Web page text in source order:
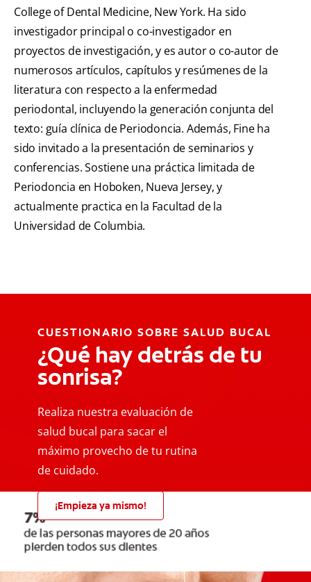
College of Dental Medicine, New York. Ha sido
investigador principal o co-investigador en
proyectos de investigación, y es autor o co-autor de
numerosos artículos, capítulos y resúmenes de la
literatura con respecto a la enfermedad
periodontal, incluyendo la generación conjunta del
texto: guía clínica de Periodoncia. Además, Fine ha
sido invitado a la presentación de seminarios y
conferencias. Sostiene una práctica limitada de
Periodoncia en Hoboken, Nueva Jersey, y
actualmente practica en la Facultad de la
Universidad de Columbia.
CUESTIONARIO SOBRE SALUD BUCAL
¿Qué hay detrás de tu
sonrisa?
Realiza nuestra evaluación de
salud bucal para sacar el
máximo provecho de tu rutina
de cuidado.
¡Empieza ya mismo!